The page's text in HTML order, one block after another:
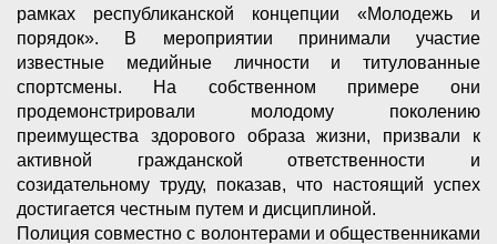
рамках республиканской концепции «Молодежь и
порядок». В мероприятии принимали участие
известные медийные личности и титулованные
спортсмены. На собственном примере они
продемонстрировали молодому поколению
преимущества здорового образа жизни, призвали к
активной гражданской ответственности и
созидательному труду, показав, что настоящий успех
достигается честным путем и дисциплиной.
Полиция совместно с волонтерами и общественниками